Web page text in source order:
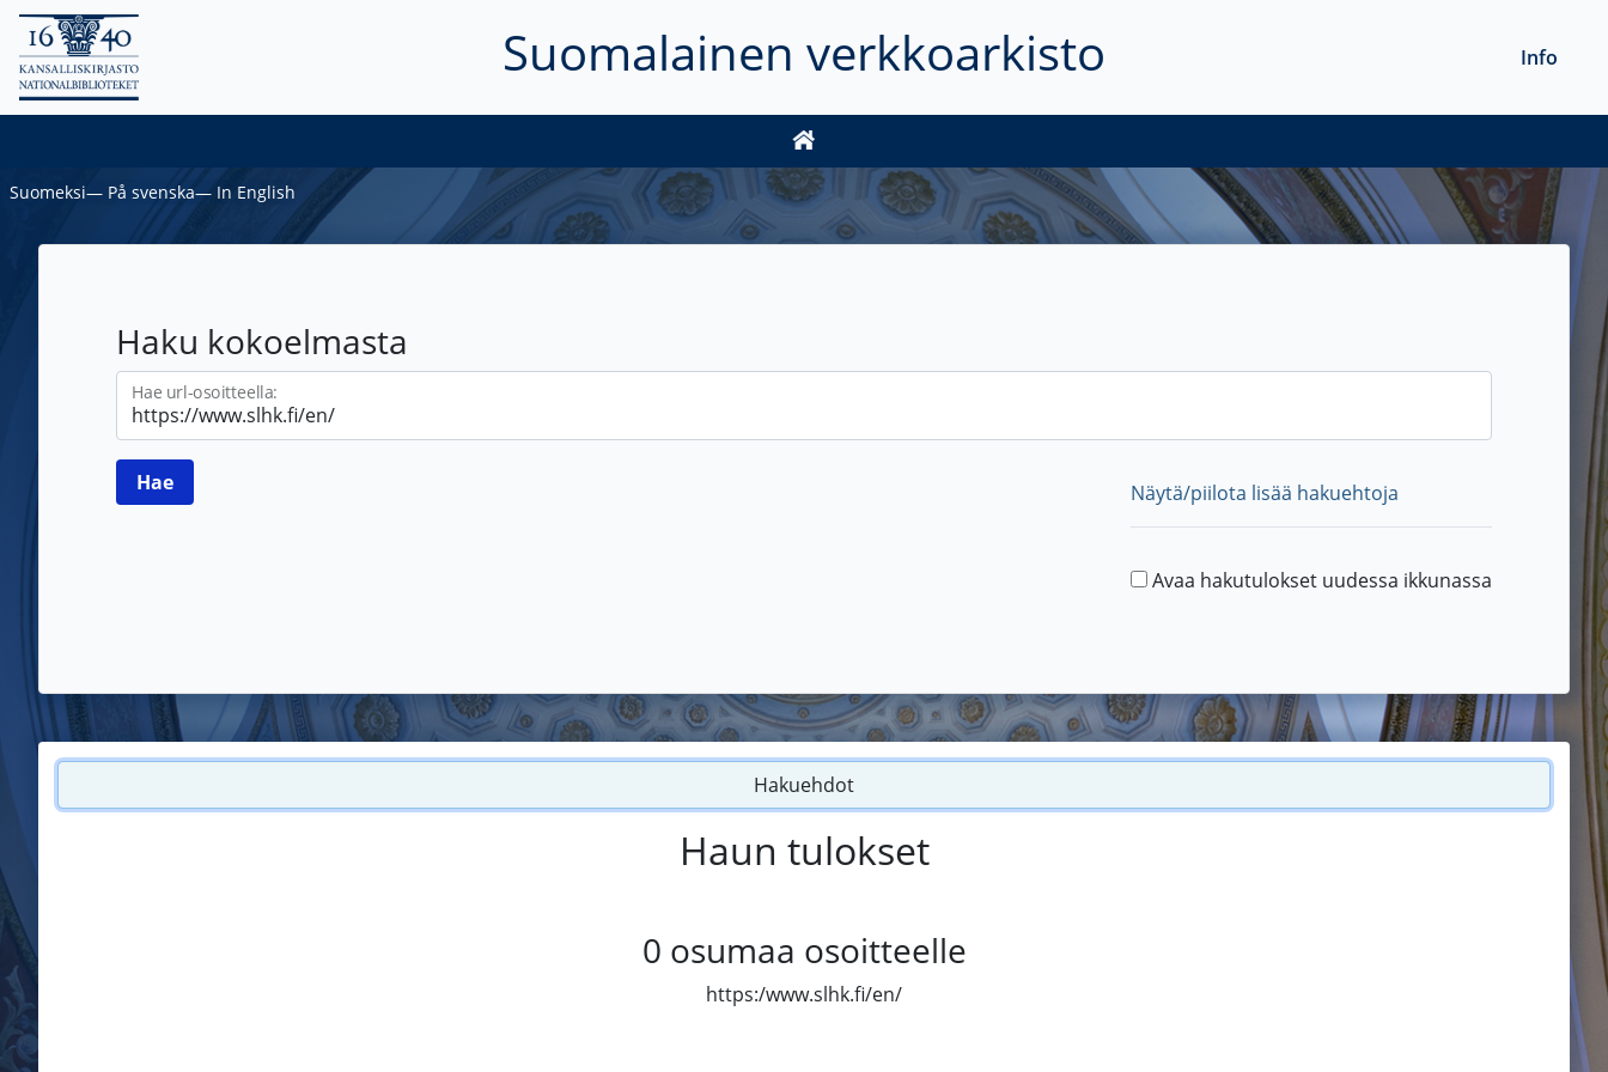
Suomalainen verkkoarkisto Info
Suomeksi― På svenska― In English
Haku kokoelmasta
Hae url-osoitteella:
Näytä/piilota lisää hakuehtoja
Avaa hakutulokset uudessa ikkunassa
Hakuehdot
Haun tulokset
0 osumaa osoitteelle
https:/www.slhk.fi/en/